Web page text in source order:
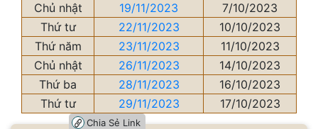
Chủ nhật
19/11/2023
7/10/2023
Thứ tư
22/11/2023
10/10/2023
Thứ năm
23/11/2023
11/10/2023
Chủ nhật
26/11/2023
14/10/2023
Thứ ba
28/11/2023
16/10/2023
Thứ tư
29/11/2023 17/10/2023
Chia Sẻ Link